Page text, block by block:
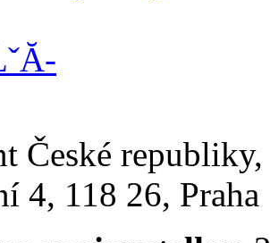
České
4, 118 26,